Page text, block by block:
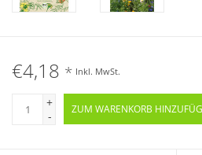
€4,18 * Inkl. MwSt.
+
-
ZUM WARENKORB